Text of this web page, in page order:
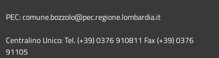
PEC: comune.bozzolo@pec.regione.lombardia.it
Centralino Unico: Tel. (+39) 0376 910811 Fax (+39) 0376
91105